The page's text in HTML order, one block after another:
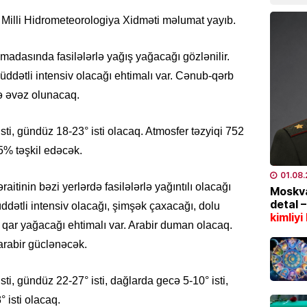
Hidrometeorologiya Xidməti məlumat yayıb.
fasilələrlə yağış yağacağı gözlənilir.
intensiv olacağı ehtimalı var. Cənub-qərb
əvəz olunacaq.
gündüz 18-23° isti olacaq. Atmosfer təzyiqi 752
təşkil edəcək.
bəzi yerlərdə fasilələrlə yağıntılı olacağı
intensiv olacağı, şimşək çaxacağı, dolu
yağacağı ehtimalı var. Arabir duman olacaq.
güclənəcək.
gündüz 22-27° isti, dağlarda gecə 5-10° isti,
isti olacaq.
Bu
daha
detal –
kimliyi